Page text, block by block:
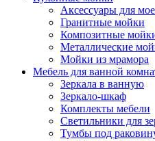
Аксессуары для
Гранитные мойки
Композитные
Металлические
Мойки из мрамора
Мебель для ванной
Зеркала в ванную
Зеркало-шкаф
Комплекты мебели
Светильники для
Тумбы под